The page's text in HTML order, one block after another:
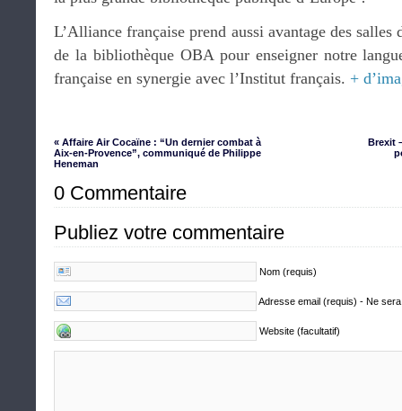
L’Alliance française prend aussi avantage des salles
de la bibliothèque OBA pour enseigner notre
française en synergie avec l’Institut français. +
« Affaire Air Cocaïne : “Un dernier combat à
Aix-en-Provence”, communiqué de Philippe
Heneman
Brexit
0 Commentaire
Publiez votre commentaire
Nom (requis)
Adresse email (requis) - Ne
Website (facultatif)